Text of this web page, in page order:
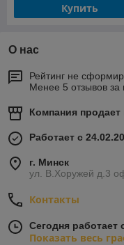
Купить
О нас
Рейтинг не
Менее 5 отзывов за
Компания продает
Работает с
г. Минск
ул. В.Хоружей д.3
Контакты
Сегодня работает
Показать весь